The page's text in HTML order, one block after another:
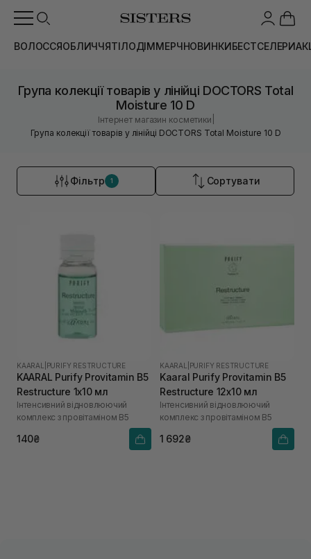
ВОЛОССЯОБЛИЧЧЯТІЛОДІММЕРЧНОВИНКИБЕСТСЕЛЕРИ
Група колекції товарів у лінійці DOCTORS Total
Moisture 10 D
Інтернет магазин косметики
Група колекції товарів у лінійці DOCTORS Total Moisture 10 D
Фільтр 1 Сортувати
KAARAL PURIFY RESTRUCTURE
KAARAL Purify Provitamin B5
Restructure 1х10 мл
Інтенсивний відновлюючий
комплекс з провітаміном В5
140₴
KAARAL PURIFY RESTRUCTURE
Kaaral Purify Provitamin B5
Restructure 12х10 мл
Інтенсивний відновлюючий
комплекс з провітаміном В5
1 692₴